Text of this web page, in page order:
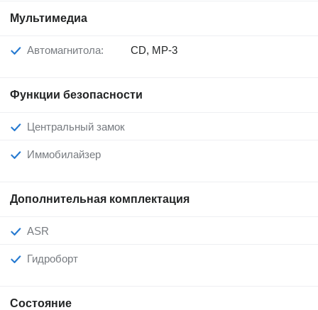
Мультимедиа
Автомагнитола: CD, MP-3
Функции безопасности
Центральный замок
Иммобилайзер
Дополнительная комплектация
ASR
Гидроборт
Состояние